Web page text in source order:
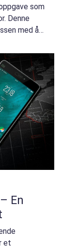
som
Denne
med å
En
et